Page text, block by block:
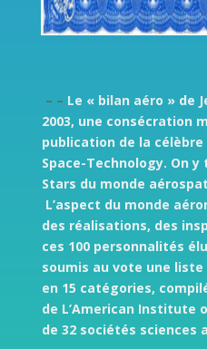
– – Le « bilan aéro » de
2003, une consécration
publication de la
Space-Technology. On y
Stars du monde
L’aspect du monde
des réalisations, des
ces 100 personnalités
soumis au vote une
en 15 catégories,
de L’American Institute
de 32 sociétés sciences